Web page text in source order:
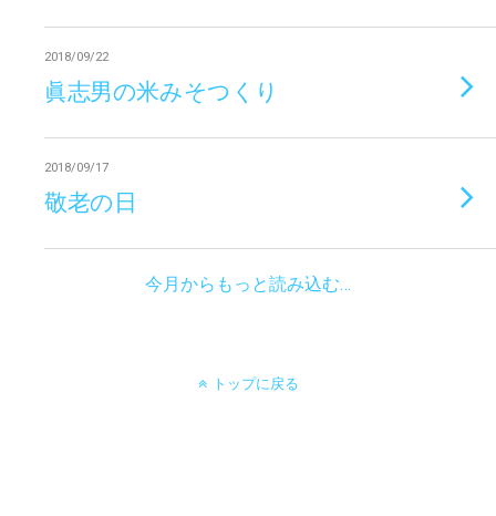
2018/09/22
眞志男の米みそつくり
2018/09/17
敬老の日
今月からもっと読み込む…
トップに戻る